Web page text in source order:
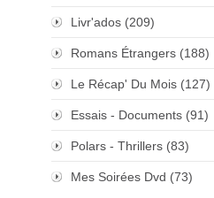
Livr'ados (209)
Romans Étrangers (188)
Le Récap' Du Mois (127)
Essais - Documents (91)
Polars - Thrillers (83)
Mes Soirées Dvd (73)